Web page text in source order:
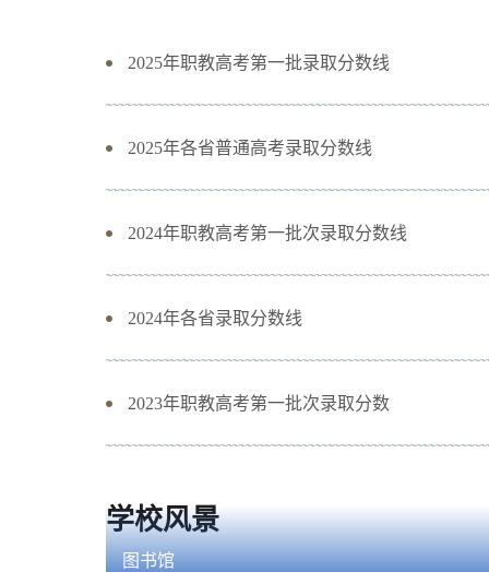
2025年职教高考第一批录取分数线
2025年各省普通高考录取分数线
2024年职教高考第一批次录取分数线
2024年各省录取分数线
2023年职教高考第一批次录取分数
学校风景
图书馆